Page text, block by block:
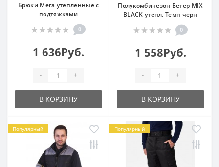
Брюки Мега утепленные с
подтяжками
0
1 636Руб.
- +
В КОРЗИНУ
Полукомбинезон Ветер MIX
BLACK утепл. Темп черн
0
1 558Руб.
- +
В КОРЗИНУ
Популярный Популярный